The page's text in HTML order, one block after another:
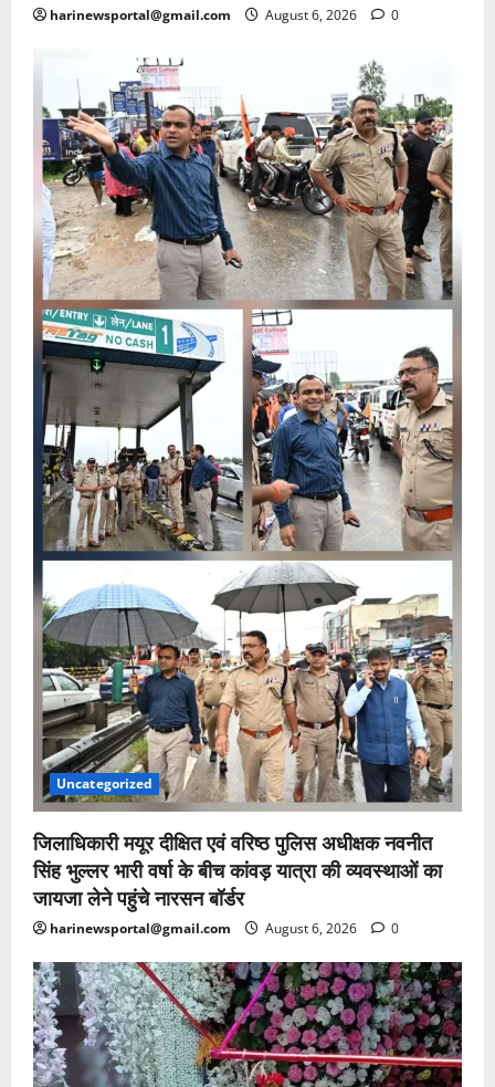
harinewsportal@gmail.com August 6, 2026 0
Uncategorized
जिलाधिकारी मयूर दीक्षित एवं वरिष्ठ पुलिस अधीक्षक नवनीत
सिंह भुल्लर भारी वर्षा के बीच कांवड़ यात्रा की व्यवस्थाओं का
जायजा लेने पहुंचे नारसन बॉर्डर
harinewsportal@gmail.com August 6, 2026 0